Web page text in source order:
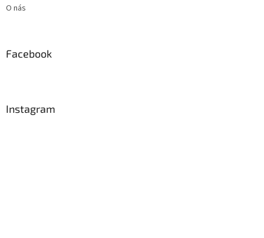
O nás
Facebook
Instagram